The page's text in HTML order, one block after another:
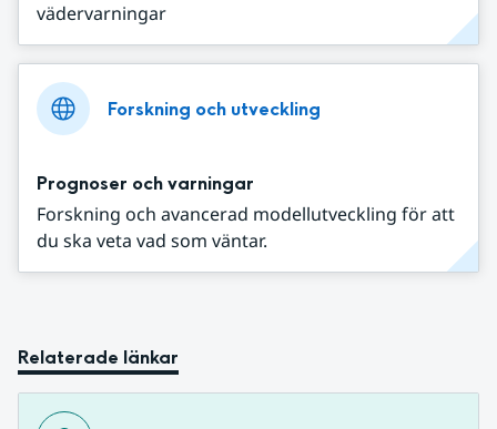
vädervarningar
Forskning och utveckling
Prognoser och varningar
Forskning och avancerad modellutveckling för att
du ska veta vad som väntar.
Relaterade länkar